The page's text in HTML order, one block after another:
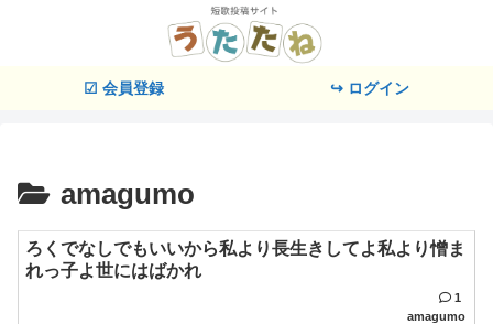
☑ 会員登録 ↪ ログイン
amagumo
ろくでなしでもいいから私より長生きしてよ私より憎ま
れっ子よ世にはばかれ
1
amagumo